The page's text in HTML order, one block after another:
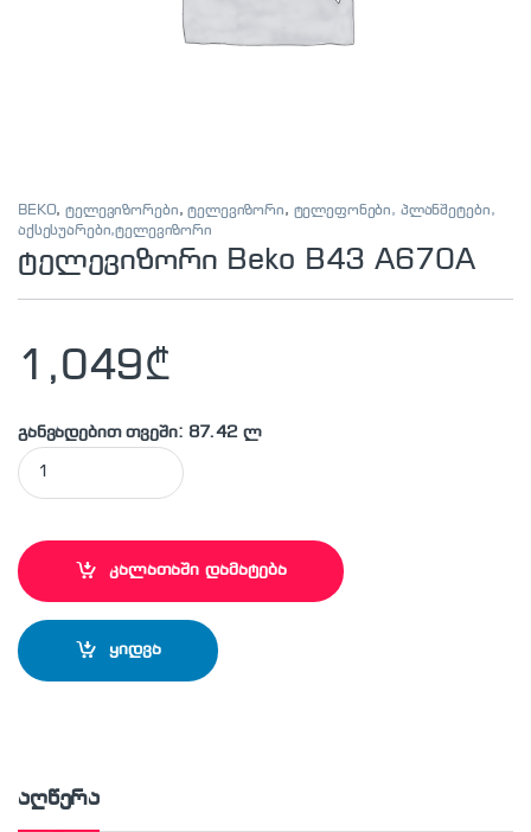
BEKO,ტელევიზორები,ტელევიზორი, ტელეფონები, პლანშეტები,
აქსესუარები,ტელევიზორი
ტელევიზორი Beko B43 A670A
1,049₾
განვადებით თვეში: 87.42 ლ
ტელევიზორი Beko B43 A670A quantity
კალათაში დამატება
ყიდვა
აღწერა